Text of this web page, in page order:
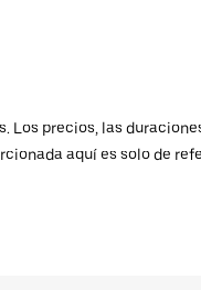
Los precios, las
aquí es solo de